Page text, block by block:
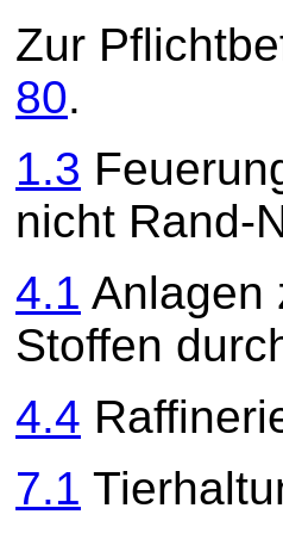
Zur
80.
1.3
nicht Rand-
4.1 Anlagen
Stoffen
4.4
7.1